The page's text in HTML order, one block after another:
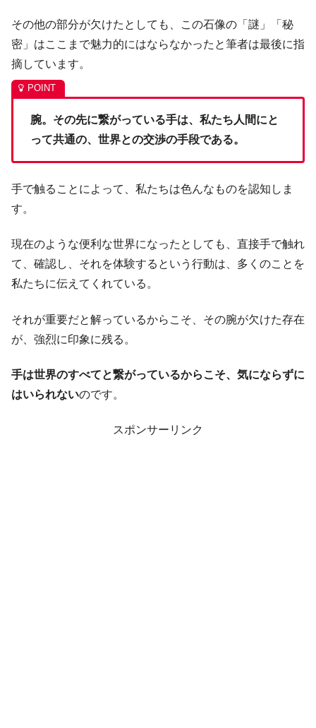
その他の部分が欠けたとしても、この石像の「謎」「秘
密」はここまで魅力的にはならなかったと筆者は最後に指
摘しています。
腕。その先に繋がっている手は、私たち人間にと
って共通の、世界との交渉の手段である。
手で触ることによって、私たちは色んなものを認知しま
す。
現在のような便利な世界になったとしても、直接手で触れ
て、確認し、それを体験するという行動は、多くのことを
私たちに伝えてくれている。
それが重要だと解っているからこそ、その腕が欠けた存在
が、強烈に印象に残る。
手は世界のすべてと繋がっているからこそ、気にならずに
はいられないのです。
スポンサーリンク